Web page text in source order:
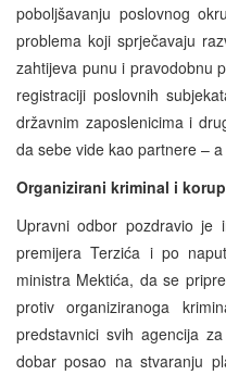
poboljšavanju poslovnog
problema koji sprječavaju
zahtijeva punu i pravodobnu
registraciji poslovnih
državnim zaposlenicima i
da sebe vide kao partnere –
Organizirani kriminal i
Upravni odbor pozdravio je
premijera Terzića i po
ministra Mektića, da se
protiv organiziranoga
predstavnici svih agencija
dobar posao na stvaranju